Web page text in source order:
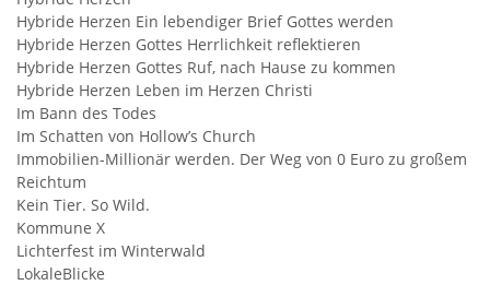
Hybride Herzen Ein lebendiger Brief Gottes werden
Hybride Herzen Gottes Herrlichkeit reflektieren
Hybride Herzen Gottes Ruf, nach Hause zu kommen
Hybride Herzen Leben im Herzen Christi
Im Bann des Todes
Im Schatten von Hollow’s Church
Immobilien-Millionär werden. Der Weg von 0 Euro zu großem
Reichtum
Kein Tier. So Wild.
Kommune X
Lichterfest im Winterwald
LokaleBlicke